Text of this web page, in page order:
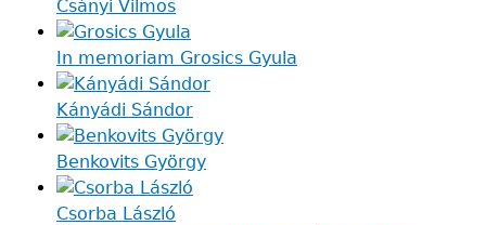
Csányi Vilmos
In memoriam Grosics Gyula
Kányádi Sándor
Benkovits György
Csorba László